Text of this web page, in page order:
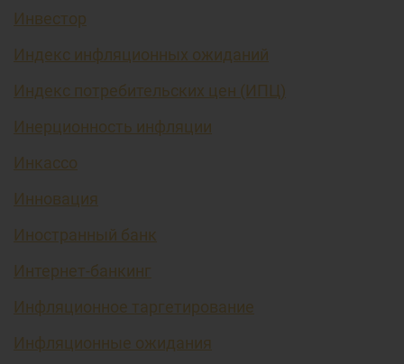
Инвестор
Индекс инфляционных ожиданий
Индекс потребительских цен (ИПЦ)
Инерционность инфляции
Инкассо
Инновация
Иностранный банк
Интернет-банкинг
Инфляционное таргетирование
Инфляционные ожидания